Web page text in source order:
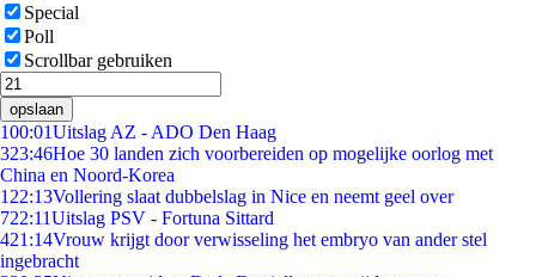
Special
Poll
Scrollbar gebruiken
opslaan
100:01Uitslag AZ - ADO Den Haag
323:46Hoe 30 landen zich voorbereiden op mogelijke oorlog met
China en Noord-Korea
1 22:13Vollering slaat dubbelslag in Nice en neemt geel over
722:11Uitslag PSV - Fortuna Sittard
421:14Vrouw krijgt door verwisseling het embryo van ander stel
ingebracht